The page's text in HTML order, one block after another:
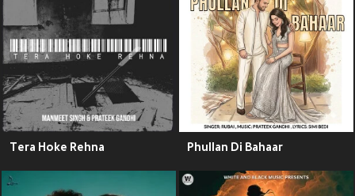
Tera Hoke Rehna Phullan Di Bahaar